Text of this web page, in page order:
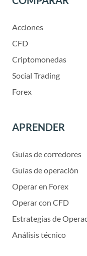
Acciones
CFD
Criptomonedas
Social Trading
Forex
APRENDER
Guías de corredores
Guías de operación
Operar en Forex
Operar con CFD
Estrategias de
Análisis técnico